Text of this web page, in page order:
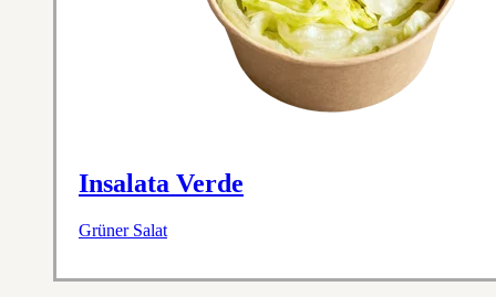
Insalata Verde
Grüner Salat